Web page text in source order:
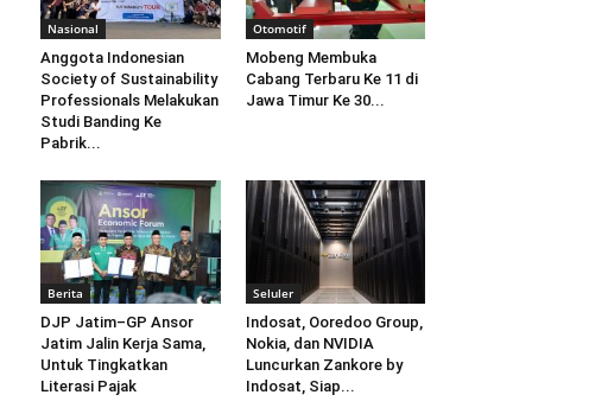
Nasional
Anggota Indonesian
Society of Sustainability
Professionals Melakukan
Studi Banding Ke
Pabrik...
Otomotif
Mobeng Membuka
Cabang Terbaru Ke 11 di
Jawa Timur Ke 30...
Berita
DJP Jatim–GP Ansor
Jatim Jalin Kerja Sama,
Untuk Tingkatkan
Literasi Pajak
Seluler
Indosat, Ooredoo Group,
Nokia, dan NVIDIA
Luncurkan Zankore by
Indosat, Siap...